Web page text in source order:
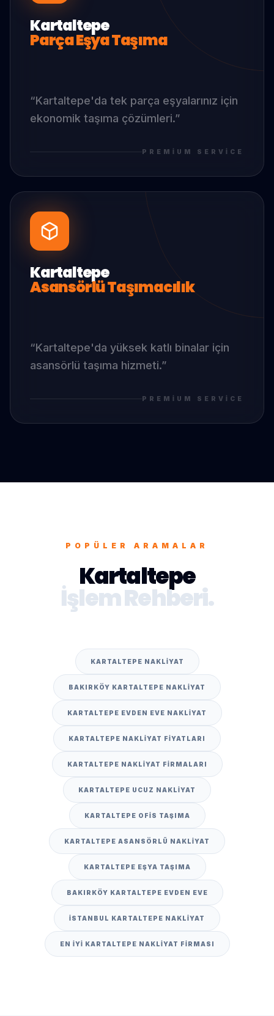
Kartaltepe
Parça Eşya Taşıma
“Kartaltepe'da tek parça eşyalarınız için
ekonomik taşıma çözümleri.”
PREMIUM SERVICE
Kartaltepe
Asansörlü Taşımacılık
“Kartaltepe'da yüksek katlı binalar için
asansörlü taşıma hizmeti.”
PREMIUM SERVICE
POPÜLER ARAMALAR
Kartaltepe
İşlem Rehberi.
KARTALTEPE NAKLIYAT
BAKIRKÖY KARTALTEPE NAKLIYAT
KARTALTEPE EVDEN EVE NAKLIYAT
KARTALTEPE NAKLIYAT FIYATLARI
KARTALTEPE NAKLIYAT FIRMALARI
KARTALTEPE UCUZ NAKLIYAT
KARTALTEPE OFIS TAŞIMA
KARTALTEPE ASANSÖRLÜ NAKLIYAT
KARTALTEPE EŞYA TAŞIMA
BAKIRKÖY KARTALTEPE EVDEN EVE
İSTANBUL KARTALTEPE NAKLIYAT
EN IYI KARTALTEPE NAKLIYAT FIRMASI